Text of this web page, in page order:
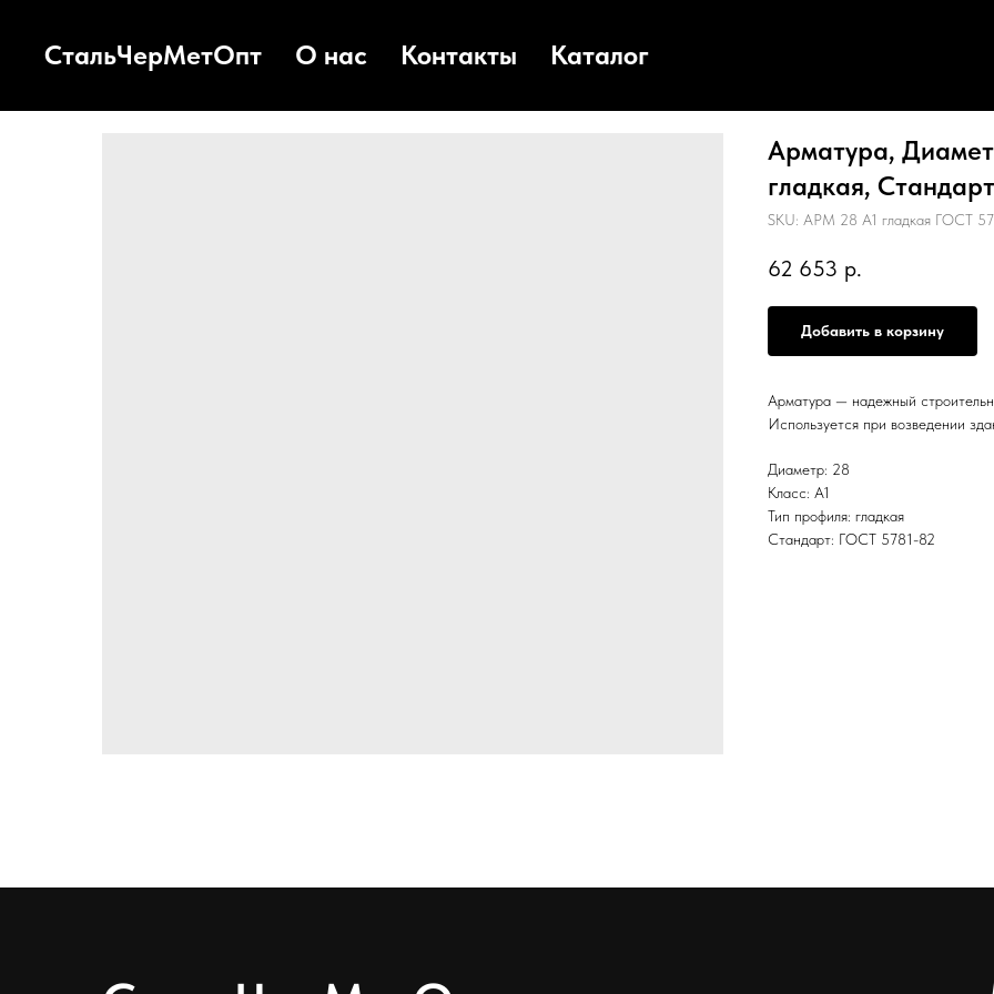
СтальЧерМетОпт О нас Контакты Каталог
Арматура,
гладкая,
SKU: АРМ 28 А1 гладкая ГОСТ
62 653 р.
Добавить в корзину
Арматура — надежный
Используется при возведении
Диаметр: 28
Класс: А1
Тип профиля: гладкая
Стандарт: ГОСТ 5781-82